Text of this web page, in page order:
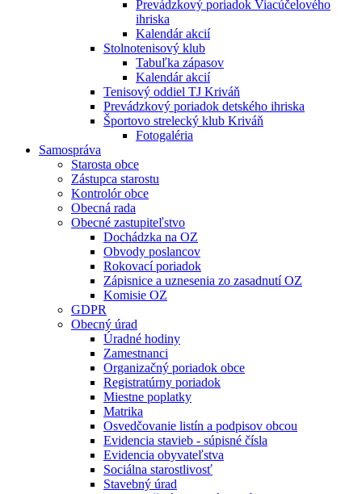
Prevádzkový poriadok Viacúčelového
ihriska
Kalendár akcií
Stolnotenisový klub
Tabuľka zápasov
Kalendár akcií
Tenisový oddiel TJ Kriváň
Prevádzkový poriadok detského ihriska
Športovo strelecký klub Kriváň
Fotogaléria
Samospráva
Starosta obce
Zástupca starostu
Kontrolór obce
Obecná rada
Obecné zastupiteľstvo
Dochádzka na OZ
Obvody poslancov
Rokovací poriadok
Zápisnice a uznesenia zo zasadnutí OZ
Komisie OZ
GDPR
Obecný úrad
Úradné hodiny
Zamestnanci
Organizačný poriadok obce
Registratúrny poriadok
Miestne poplatky
Matrika
Osvedčovanie listín a podpisov obcou
Evidencia stavieb - súpisné čísla
Evidencia obyvateľstva
Sociálna starostlivosť
Stavebný úrad